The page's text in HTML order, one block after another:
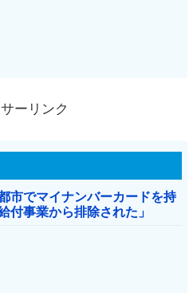
ーリンク
市でマイナンバーカードを持
付事業から排除された」